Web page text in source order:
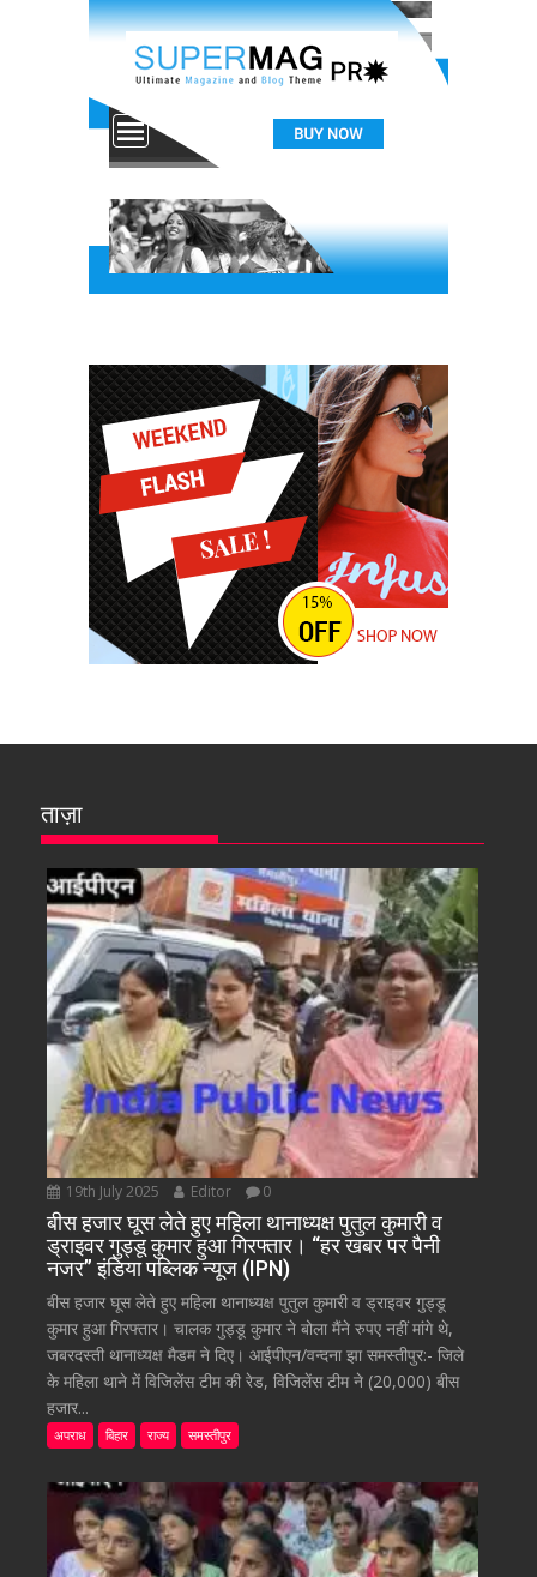
ताज़ा
19th July 2025 Editor 0
बीस हजार घूस लेते हुए महिला थानाध्यक्ष पुतुल कुमारी व
ड्राइवर गुड्डू कुमार हुआ गिरफ्तार। “हर खबर पर पैनी
नजर” इंडिया पब्लिक न्यूज (IPN)
बीस हजार घूस लेते हुए महिला थानाध्यक्ष पुतुल कुमारी व ड्राइवर गुड्डू
कुमार हुआ गिरफ्तार। चालक गुड्डू कुमार ने बोला मैंने रुपए नहीं मांगे थे,
जबरदस्ती थानाध्यक्ष मैडम ने दिए। आईपीएन/वन्दना झा समस्तीपुर:- जिले
के महिला थाने में विजिलेंस टीम की रेड, विजिलेंस टीम ने (20,000) बीस
हजार...
अपराध बिहार राज्य समस्तीपुर